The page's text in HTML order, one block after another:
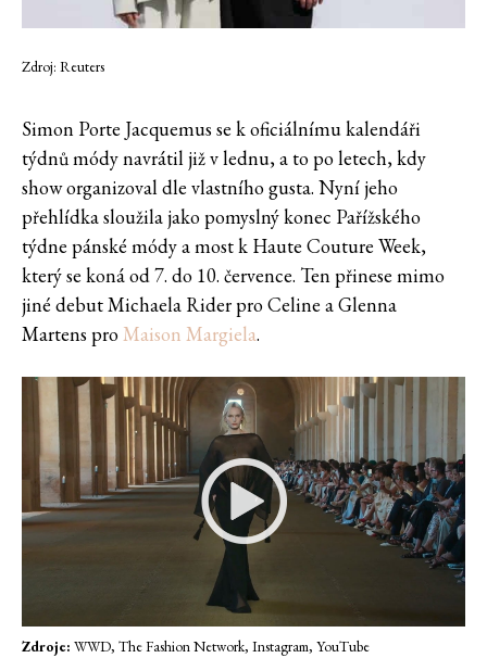
Zdroj: Reuters
Simon Porte Jacquemus se k oficiálnímu kalendáři
týdnů módy navrátil již v lednu, a to po letech, kdy
show organizoval dle vlastního gusta. Nyní jeho
přehlídka sloužila jako pomyslný konec Pařížského
týdne pánské módy a most k Haute Couture Week,
který se koná od 7. do 10. července. Ten přinese mimo
jiné debut Michaela Rider pro Celine a Glenna
Martens proMaison Margiela.
Zdroje: WWD, The Fashion Network, Instagram, YouTube